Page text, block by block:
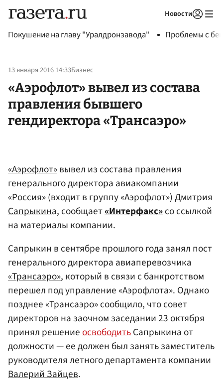
Новости
Покушение на главу "Уралдронзавода" Проблемы с
13 января 2016 14:33Бизнес
«Аэрофлот» вывел из состава
правления бывшего
гендиректора «Трансаэро»
«Аэрофлот»вывел из состава правления
генерального директора авиакомпании
«Россия» (входит в группу «Аэрофлот») Дмитрия
Сапрыкина, сообщает«Интерфакс»со ссылкой
на материалы компании.
Сапрыкин в сентябре прошлого года занял пост
генерального директора авиаперевозчика
«Трансаэро», который в связи с банкротством
перешел под управление «Аэрофлота». Однако
позднее «Трансаэро» сообщило, что совет
директоров на заочном заседании 23 октября
принял решениеосвободитьСапрыкина от
должности — ее должен был занять заместитель
руководителя летного департамента компании
Валерий Зайцев.